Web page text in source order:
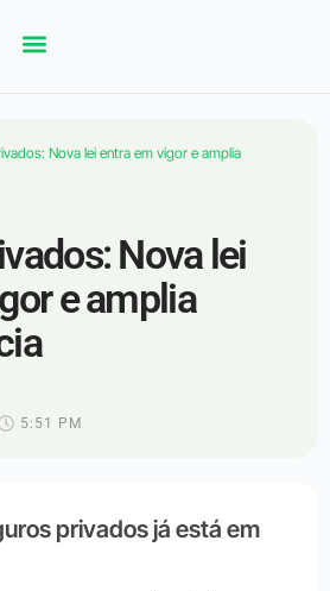
Nova lei entra em vigor e amplia
Nova lei
e amplia
5:51 PM
privados já está em